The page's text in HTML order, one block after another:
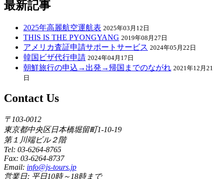
最新記事
2025年高麗航空運航表 2025年03月12日
THIS IS THE PYONGYANG 2019年08月27日
アメリカ査証申請サポートサービス 2024年05月22日
韓国ビザ代行申請 2024年04月17日
朝鮮旅行の申込→出発→帰国までのながれ 2021年12月21
日
Contact Us
〒103-0012
東京都中央区日本橋堀留町1-10-19
第１川端ビル２階
Tel: 03-6264-8765
Fax: 03-6264-8737
Email: info@js-tours.jp
営業日: 平日10時～18時まで